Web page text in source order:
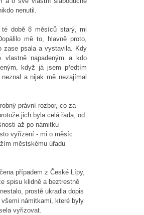
nenutil.
době 8 měsíců starý, mi
mě to, hlavně proto,
zase psala a vystavila. Kdy
vlastně napadeným a kdo
když já jsem předtím
a nijak mě nezajímal
právní rozbor, co za
jich byla celá řada, od
až po námitku
vyřízení - mi o měsíc
městskému úřadu
případem z České Lípy,
spisu klidně a beztrestně
prostě ukradla dopis
námitkami, které byly
vyřizovat.